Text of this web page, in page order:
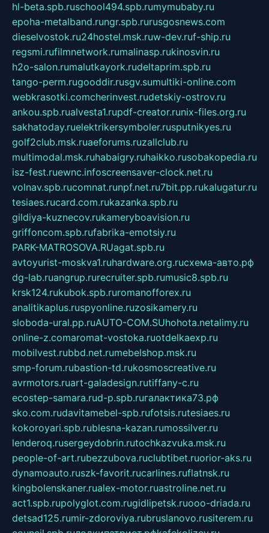
hl-beta.spb.ruschool494.spb.rumymubaby.ru
epoha-metalband.rungr.spb.rurusgosnews.com
dieselvostok.ru24hostel.msk.ruw-dev.ruf-ship.ru
regsmi.rufilmnetwork.rumalinasp.rukinosvin.ru
h2o-salon.rumalutkayork.rudeltaprim.spb.ru
tango-perm.rugooddir.rusgv.sumultiki-online.com
webkrasotki.comcherinvest.rudetskiy-ostrov.ru
ankou.spb.rualvesta1.rupdf-creator.runix-files.org.ru
sakhatoday.ruelektrikersymboler.rusputnikyes.ru
golf2club.msk.ruaeforums.ruzallclub.ru
multimodal.msk.ruhabaigry.ruhaikko.rusobakopedia.ru
isz-fest.ruewnc.infoscreensaver-clock.net.ru
volnav.spb.rucomnat.runpf.net.ru7bit.pp.rukalugatur.ru
tesiaes.rucard.com.rukazanka.spb.ru
gildiya-kuznecov.rukameryboavision.ru
griffoncom.spb.rufabrika-emotsiy.ru
PARK-MATROSOVA.RUagat.spb.ru
avtoyurist-moskva1.ruhardware.org.ruсхема-авто.рф
dg-lab.ruangrup.rurecruiter.spb.rumusic8.spb.ru
krsk124.rukubok.spb.ruromanofforex.ru
analitikaplus.ruspyonline.ruzosikamery.ru
sloboda-ural.pp.ruAUTO-COM.SUhohota.netalimy.ru
online-z.comaromat-vostoka.ruotdelkaexp.ru
mobilvest.rubbd.net.rumebelshop.msk.ru
smp-forum.rubastion-td.rukosmoscreative.ru
avrmotors.ruart-galadesign.rutiffany-c.ru
ecostep-samara.rud-p.spb.ruгалактика73.рф
sko.com.rudavitamebel-spb.rufotsis.rutesiaes.ru
kokoroyari.spb.rublesna-kazan.rumossilver.ru
lenderoq.rusergeydobrin.rutochkazvuka.msk.ru
people-of-art.rubezzubova.ruclubtibet.ruorior-aks.ru
dynamoauto.ruszk-favorit.rucarlines.ruflatnsk.ru
kingbolenskaner.rualex-motor.ruastroline.net.ru
act1.spb.rupolyglot.com.rugidlipetsk.ruooo-driada.ru
detsad125.rumir-zdoroviya.rubruslanovo.rusiterem.ru